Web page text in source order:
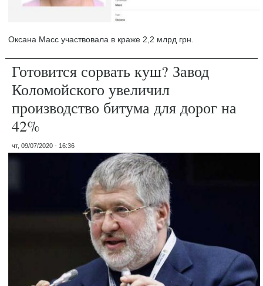
Оксана Масс участвовала в краже 2,2 млрд грн.
Готовится сорвать куш? Завод
Коломойского увеличил
производство битума для дорог на
42%
чт, 09/07/2020 - 16:36